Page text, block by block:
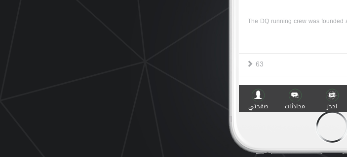
The DQ running crew was founded
63
الثلاثاء, أكتوبر ٢٩
احجز محادثات صفحتي